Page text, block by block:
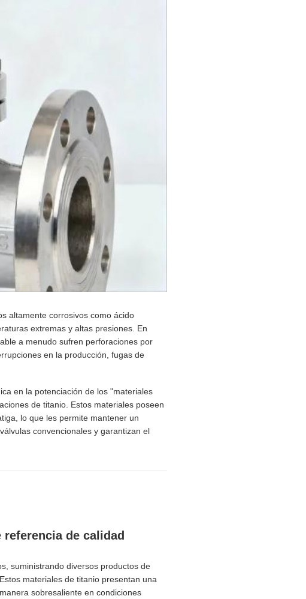
altamente corrosivos como ácido
extremas y altas presiones. En
a menudo sufren perforaciones por
en la producción, fugas de
en la potenciación de los "materiales
de titanio. Estos materiales poseen
lo que les permite mantener un
convencionales y garantizan el
de calidad
suministrando diversos productos de
materiales de titanio presentan una
sobresaliente en condiciones